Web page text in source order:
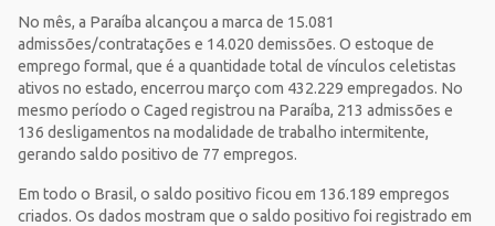
No mês, a Paraíba alcançou a marca de 15.081
admissões/contratações e 14.020 demissões. O estoque de
emprego formal, que é a quantidade total de vínculos celetistas
ativos no estado, encerrou março com 432.229 empregados. No
mesmo período o Caged registrou na Paraíba, 213 admissões e
136 desligamentos na modalidade de trabalho intermitente,
gerando saldo positivo de 77 empregos.
Em todo o Brasil, o saldo positivo ficou em 136.189 empregos
criados. Os dados mostram que o saldo positivo foi registrado em